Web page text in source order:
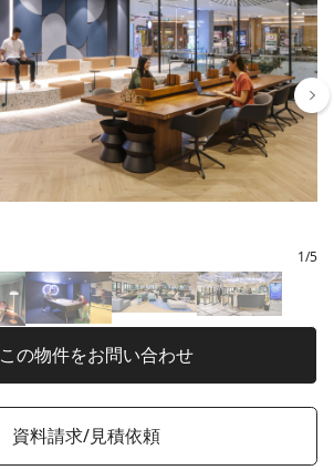
1/5
この物件をお問い合わせ
資料請求/見積依頼